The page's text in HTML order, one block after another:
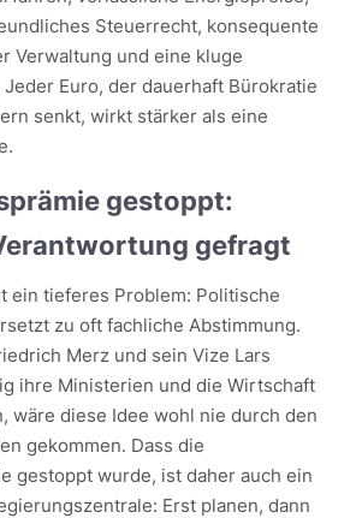
Steuerrecht, konsequente
Verwaltung und eine kluge
Euro, der dauerhaft Bürokratie
senkt, wirkt stärker als eine
gestoppt:
gefragt
ein tieferes Problem: Politische
zu oft fachliche Abstimmung.
Merz und sein Vize Lars
ihre Ministerien und die Wirtschaft
wäre diese Idee wohl nie durch den
gekommen. Dass die
gestoppt wurde, ist daher auch ein
Erst planen, dann